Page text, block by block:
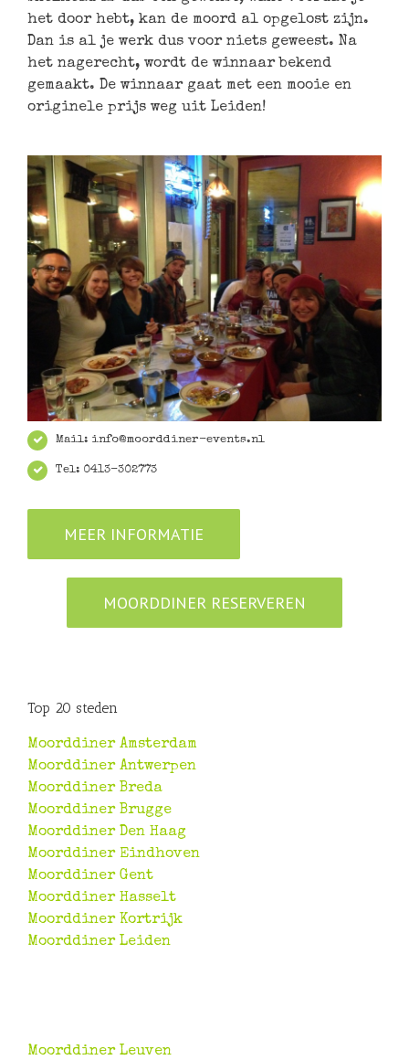
het door hebt, kan de moord al opgelost zijn.
Dan is al je werk dus voor niets geweest. Na
het nagerecht, wordt de winnaar bekend
gemaakt. De winnaar gaat met een mooie en
originele prijs weg uit Leiden!
Mail: info@moorddiner-events.nl
Tel: 0413-302773
MEER INFORMATIE
MOORDDINER RESERVEREN
Top 20 steden
Moorddiner Amsterdam
Moorddiner Antwerpen
Moorddiner Breda
Moorddiner Brugge
Moorddiner Den Haag
Moorddiner Eindhoven
Moorddiner Gent
Moorddiner Hasselt
Moorddiner Kortrijk
Moorddiner Leiden
Moorddiner Leuven